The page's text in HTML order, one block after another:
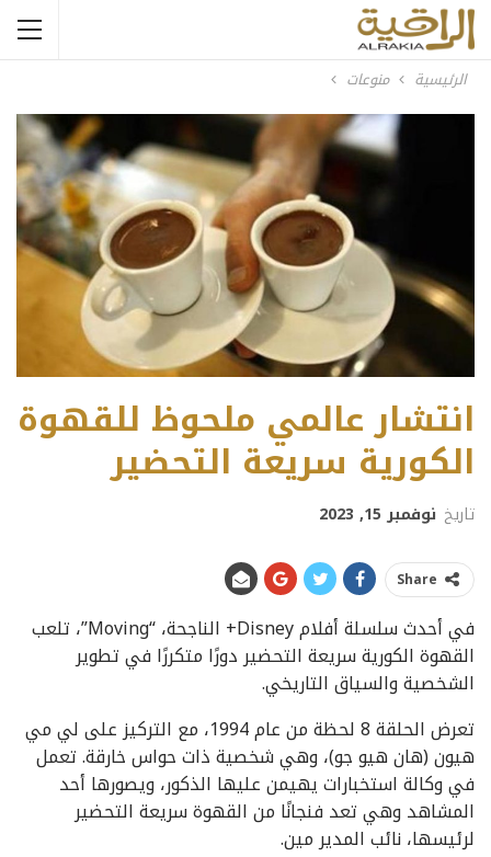
الرئيسية منوعات
انتشار عالمي ملحوظ للقهوة
الكورية سريعة التحضير
تاريخ نوفمبر 15, 2023
Share
في أحدث سلسلة أفلام Disney+ الناجحة، “Moving”، تلعب
القهوة الكورية سريعة التحضير دورًا متكررًا في تطوير
الشخصية والسياق التاريخي.
تعرض الحلقة 8 لحظة من عام 1994، مع التركيز على لي مي
هيون (هان هيو جو)، وهي شخصية ذات حواس خارقة. تعمل
في وكالة استخبارات يهيمن عليها الذكور، ويصورها أحد
المشاهد وهي تعد فنجانًا من القهوة سريعة التحضير
لرئيسها، نائب المدير مين.